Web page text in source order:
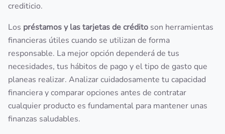
crediticio.
Los préstamos y las tarjetas de crédito son herramientas
financieras útiles cuando se utilizan de forma
responsable. La mejor opción dependerá de tus
necesidades, tus hábitos de pago y el tipo de gasto que
planeas realizar. Analizar cuidadosamente tu capacidad
financiera y comparar opciones antes de contratar
cualquier producto es fundamental para mantener unas
finanzas saludables.